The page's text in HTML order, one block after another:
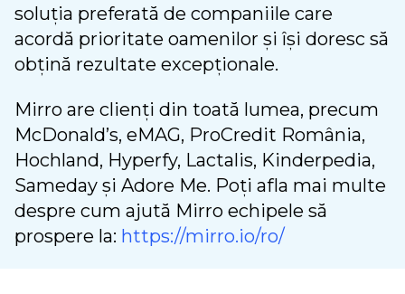
soluția preferată de companiile care
acordă prioritate oamenilor și își doresc să
obțină rezultate excepționale.
Mirro are clienți din toată lumea, precum
McDonald’s, eMAG, ProCredit România,
Hochland, Hyperfy, Lactalis, Kinderpedia,
Sameday și Adore Me. Poți afla mai multe
despre cum ajută Mirro echipele să
prospere la: https://mirro.io/ro/